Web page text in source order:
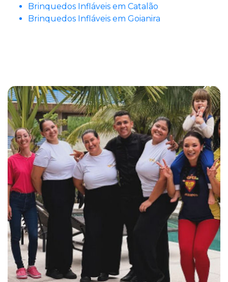
Brinquedos Infláveis em Catalão
Brinquedos Infláveis em Goianira